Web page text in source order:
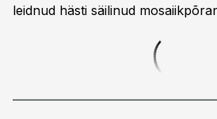
leidnud hästi säilinud